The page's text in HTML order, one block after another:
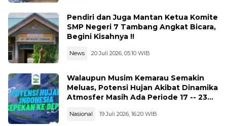
Pendiri dan Juga Mantan Ketua Komite
SMP Negeri 7 Tambang Angkat Bicara,
Begini Kisahnya !!
News 20 Juli 2026, 05:10 WIB
Walaupun Musim Kemarau Semakin
Meluas, Potensi Hujan Akibat Dinamika
Atmosfer Masih Ada Periode 17 -- 23
Nasional 19 Juli 2026, 16:20 WIB